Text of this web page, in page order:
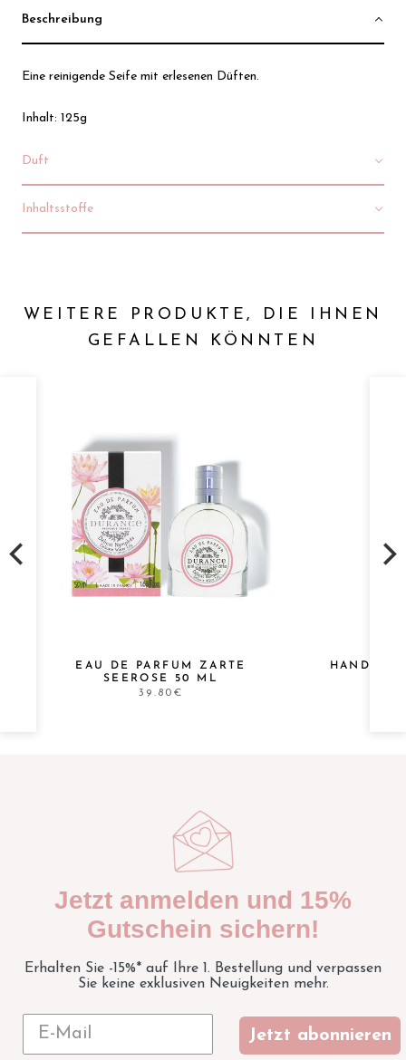
Beschreibung
Eine reinigende Seife mit erlesenen Düften.
Inhalt: 125g
Duft
Inhaltsstoffe
WEITERE PRODUKTE, DIE IHNEN
GEFALLEN KÖNNTEN
EAU DE PARFUM ZARTE
SEEROSE 50 ML
39.80€
Jetzt anmelden und 15%
Gutschein sichern!
Erhalten Sie -15%* auf Ihre 1. Bestellung und verpassen
Sie keine exklusiven Neuigkeiten mehr.
Jetzt abonnieren